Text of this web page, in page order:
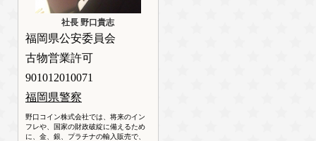
社長 野口貴志
福岡県公安委員会
古物営業許可
901012010071
福岡県警察
野口コイン株式会社では、将来のイン
フレや、国家の財政破綻に備えるため
に、金、銀、プラチナの輸入販売で、